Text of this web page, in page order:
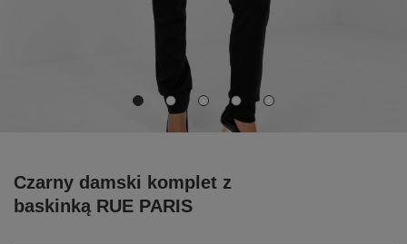
Czarny damski komplet z
baskinką RUE PARIS